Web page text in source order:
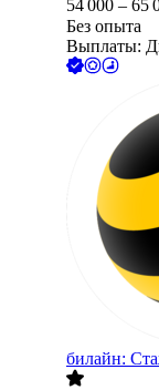
54 000 – 65
Без опыта
Выплаты:
билайн: